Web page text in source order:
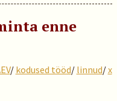
enne
/ kodused tööd/ linnud/x